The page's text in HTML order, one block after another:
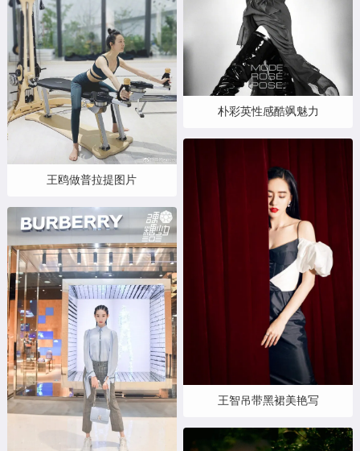
王鸥做普拉提图片
朴彩英性感酷飒魅力
王智吊带黑裙美艳写